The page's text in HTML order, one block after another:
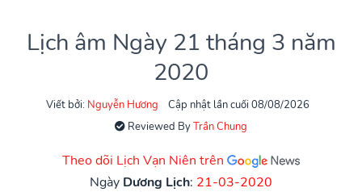
Lịch âm Ngày 21 tháng 3 năm
2020
Viết bởi: Nguyễn Hương
Cập nhật lần cuối 08/08/2026
Reviewed ByTrần Chung
Theo dõi Lịch Vạn Niên trên
Ngày Dương Lịch: 21-03-2020